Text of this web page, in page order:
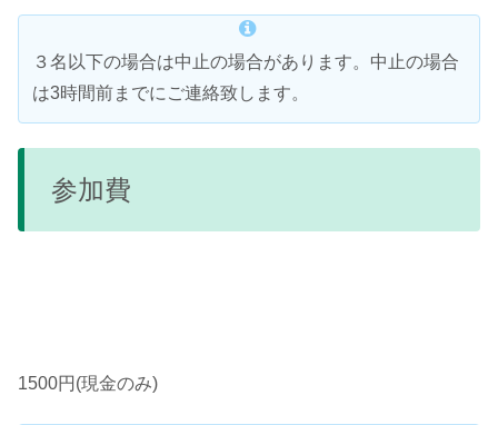
３名以下の場合は中止の場合があります。中止の場合
は3時間前までにご連絡致します。
参加費
1500円(現金のみ)